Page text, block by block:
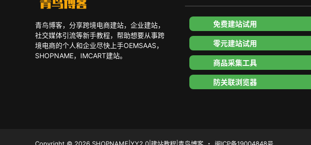
青鸟博客，分享跨境电商建站，企业建站，
社交媒体引流等新手教程，帮助想要从事跨
境电商的个人和企业尽快上手OEMSAAS，
SHOPNAME，IMCART建站。
免费建站试用
零元建站试用
商品采集工具
防关联浏览器